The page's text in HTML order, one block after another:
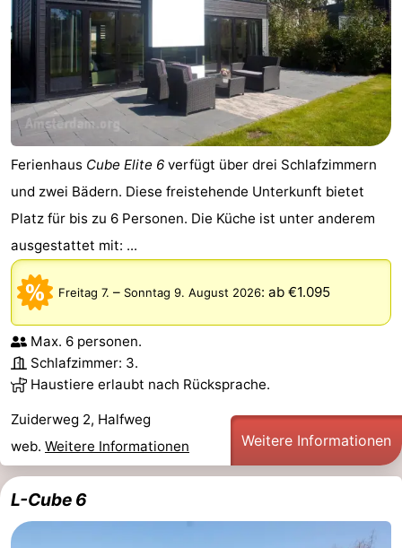
Ferienhaus Cube Elite 6 verfügt über drei Schlafzimmern
und zwei Bädern. Diese freistehende Unterkunft bietet
Platz für bis zu 6 Personen. Die Küche ist unter anderem
ausgestattet mit: ...
Freitag 7. – Sonntag 9. August 2026: ab €1.095
Max. 6 personen.
Schlafzimmer: 3.
Haustiere erlaubt nach Rücksprache.
Zuiderweg 2, Halfweg
web. Weitere Informationen Weitere Informationen
L-Cube 6